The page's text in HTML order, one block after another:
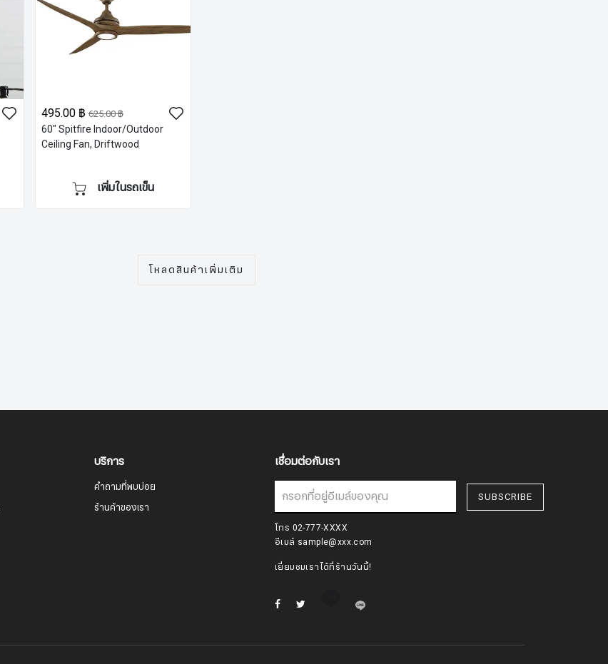
495.00 ฿ 625.00 ฿
60" Spitfire Indoor/Outdoor
Ceiling Fan, Driftwood
เพิ่มในรถเข็น
โหลดสินค้าเพิ่มเติม
บริการ
คำถามที่พบบ่อย
ร้านค้าของเรา
เชื่อมต่อกับเรา
SUBSCRIBE
โทร 02-777-XXXX
อีเมล์ sample@xxx.com
เยี่ยมชมเราได้ที่ร้านวันนี้!